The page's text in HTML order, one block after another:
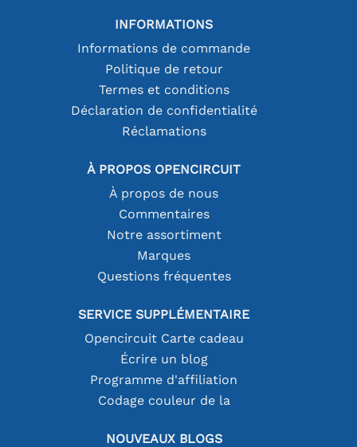
INFORMATIONS
Informations de commande
Politique de retour
Termes et conditions
Déclaration de confidentialité
Réclamations
À PROPOS OPENCIRCUIT
À propos de nous
Commentaires
Notre assortiment
Marques
Questions fréquentes
SERVICE SUPPLÉMENTAIRE
Opencircuit Carte cadeau
Écrire un blog
Programme d'affiliation
Codage couleur de la
NOUVEAUX BLOGS